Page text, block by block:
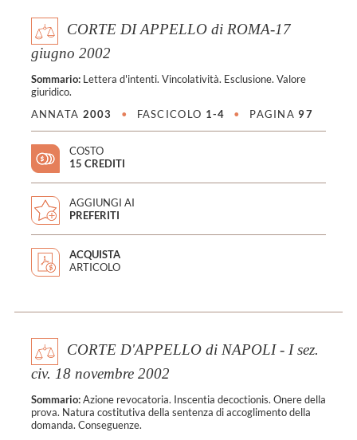
CORTE DI APPELLO di ROMA-17
giugno 2002
Sommario:Lettera d'intenti. Vincolatività. Esclusione. Valore
giuridico.
ANNATA 2003 • FASCICOLO 1-4 • PAGINA 97
COSTO
15 CREDITI
AGGIUNGI AI
PREFERITI
ACQUISTA
ARTICOLO
CORTE D'APPELLO di NAPOLI - I sez.
civ. 18 novembre 2002
Sommario:Azione revocatoria. Inscentia decoctionis. Onere della
prova. Natura costitutiva della sentenza di accoglimento della
domanda. Conseguenze.